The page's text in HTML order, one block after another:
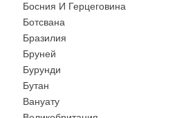
Босния И Герцеговина
Ботсвана
Бразилия
Бруней
Бурунди
Бутан
Вануату